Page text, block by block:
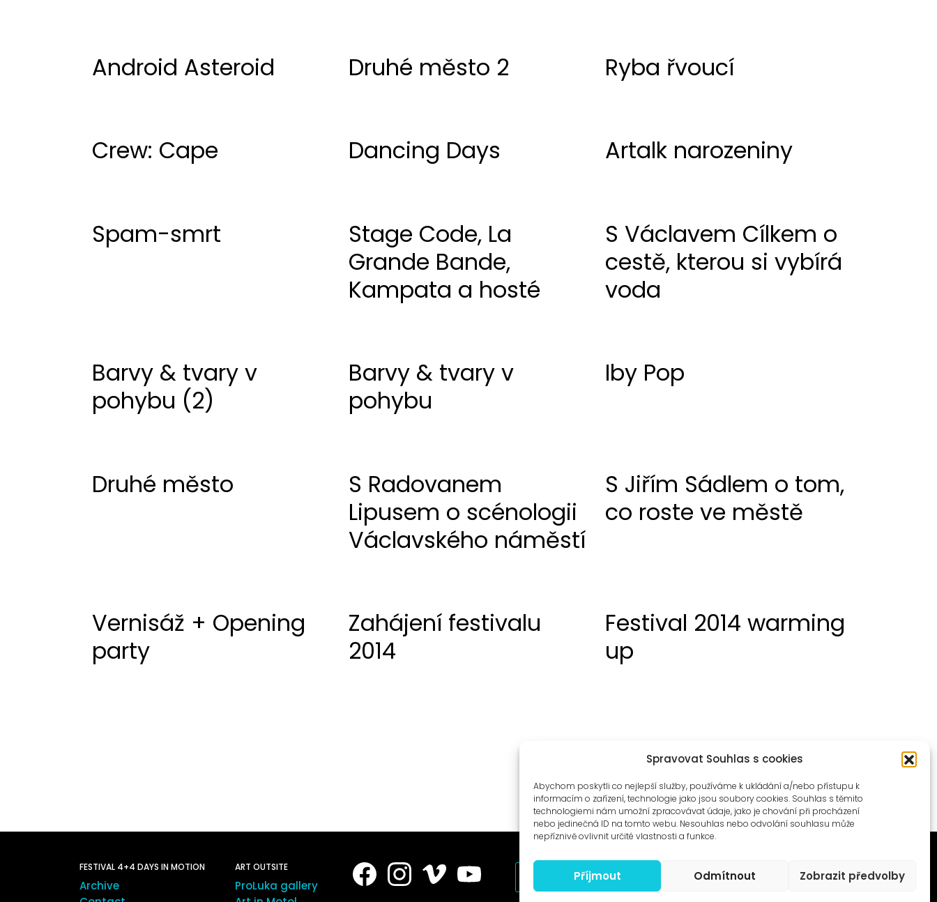
Spravovat Souhlas s cookies
Abychom poskytli co nejlepší služby, používáme k ukládání a/nebo přístupu k
informacím o zařízení, technologie jako jsou soubory cookies. Souhlas s těmito
technologiemi nám umožní zpracovávat údaje, jako je chování při procházení
nebo jedinečná ID na tomto webu. Nesouhlas nebo odvolání souhlasu může
nepříznivě ovlivnit určité vlastnosti a funkce.
Příjmout Odmítnout Zobrazit předvolby
Android Asteroid Druhé město 2 Ryba řvoucí
Crew: Cape Dancing Days Artalk narozeniny
Spam-smrt
Stage Code, La
Grande Bande,
Kampata a hosté
S Václavem Cílkem o
cestě, kterou si vybírá
voda
Barvy & tvary v
pohybu (2)
Barvy & tvary v
pohybu
Iby Pop
Druhé město
S Radovanem
Lipusem o scénologii
Václavského náměstí
S Jiřím Sádlem o tom,
co roste ve městě
Vernisáž + Opening
party
Zahájení festivalu
2014
Festival 2014 warming
up
FESTIVAL 4+4 DAYS IN MOTION
Archive
ART OUTSITE
ProLuka gallery
News to e-mail